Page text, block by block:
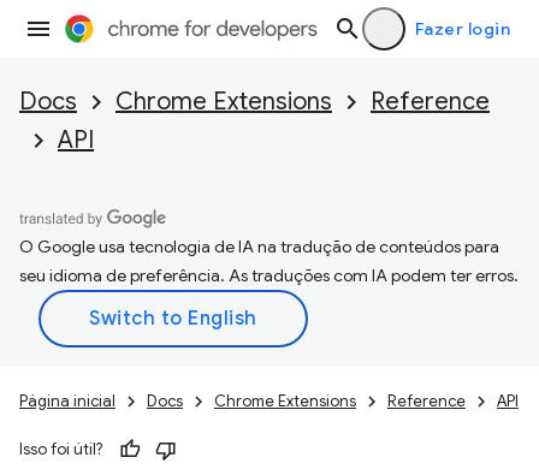
Fazer login
Docs Chrome Extensions
Reference
API
O Google usa tecnologia de IA na tradução de conteúdos para
seu idioma de preferência. As traduções com IA podem ter erros.
Página inicial Docs Chrome Extensions Reference API
Isso foi útil?